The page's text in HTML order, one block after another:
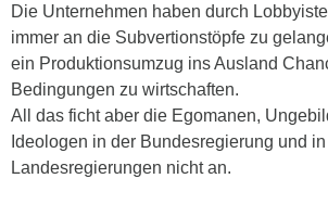
Die Unternehmen haben durch
immer an die Subvertionstöpfe zu
ein Produktionsumzug ins Ausland
Bedingungen zu wirtschaften.
All das ficht aber die Egomanen,
Ideologen in der Bundesregierung und
Landesregierungen nicht an.